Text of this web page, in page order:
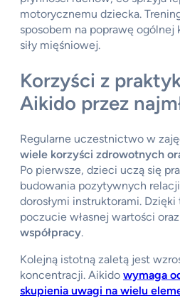
motorycznemu dziecka.
sposobem na poprawę
siły mięśniowej.
Korzyści z
Aikido przez
Regularne uczestnictwo w
wiele korzyści zdrowotnych
Po pierwsze, dzieci uczą się
budowania pozytywnych
dorosłymi instruktorami.
poczucie własnej wartości oraz
współpracy.
Kolejną istotną zaletą jest
koncentracji. Aikido wymaga
skupienia uwagi na wielu